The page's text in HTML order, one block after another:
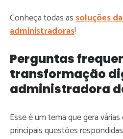
Conheça todas assoluções
administradoras!
Perguntas
transformação
administradora
Esse é um tema que gera
principais questões